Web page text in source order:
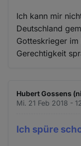
Ich kann mir
Deutschland
Gotteskrieger
Gerechtigkeit
Hubert Gossens
Mi. 21 Feb 2018 -
Ich spüre